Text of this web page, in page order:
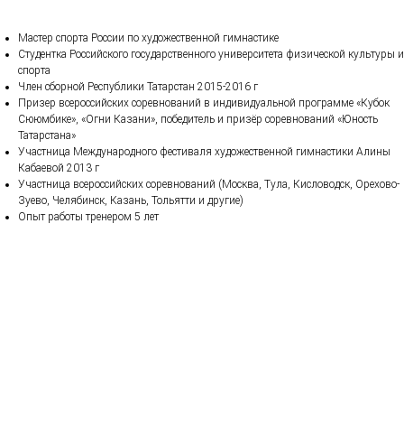
Мастер спорта России по художественной гимнастике
Студентка Российского государственного университета физической культуры и
спорта
Член сборной Республики Татарстан 2015-2016 г
Призер всероссийских соревнований в индивидуальной программе «Кубок
Сююмбике», «Огни Казани», победитель и призёр соревнований «Юность
Татарстана»
Участница Международного фестиваля художественной гимнастики Алины
Кабаевой 2013 г
Участница всероссийских соревнований (Москва, Тула, Кисловодск, Орехово-
Зуево, Челябинск, Казань, Тольятти и другие)
Опыт работы тренером 5 лет